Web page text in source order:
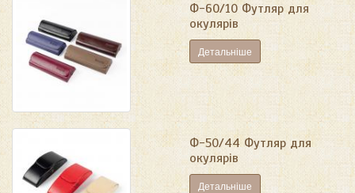
Ф-60/10 Футляр для
окулярів
Детальніше
Ф-50/44 Футляр для
окулярів
Детальніше